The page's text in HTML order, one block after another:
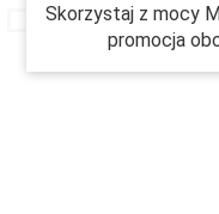
Akumulatory M12
Skorzystaj z mocy
promocja